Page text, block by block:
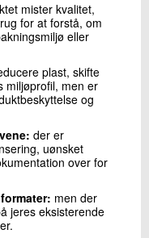
mister kvalitet,
for at forstå, om
eller
plast, skifte
miljøprofil, men er
og
der er
uønsket
over for
men der
jeres eksisterende